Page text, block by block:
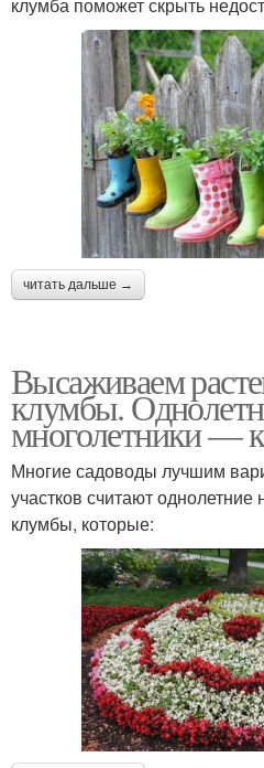
читать дальше →
Высаживаем
клумбы.
многолетники —
Многие садоводы лучшим
участков считают
клумбы, которые: